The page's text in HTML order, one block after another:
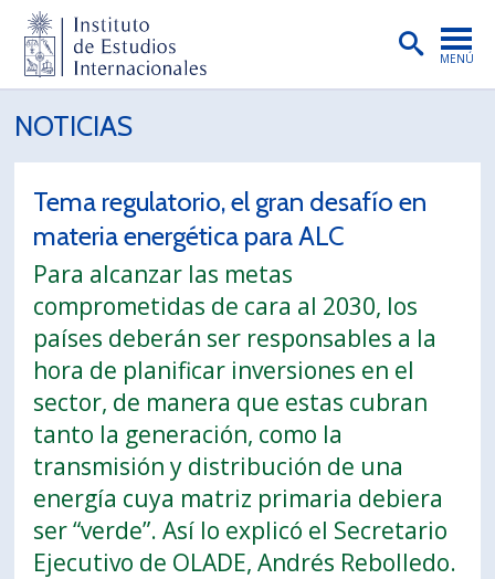
MENÚ
INSTITUTO
PREGRADO
POSTGRADO
INVESTIGACIÓN
EXTENSIÓN
PUBLICACIONES
BIBLIOTECA
ENGLISH
PORTUGUÊS
Postulantes Académicos
NOTICIAS
Tema regulatorio, el gran desafío en
materia energética para ALC
Para alcanzar las metas
comprometidas de cara al 2030, los
países deberán ser responsables a la
hora de planificar inversiones en el
sector, de manera que estas cubran
tanto la generación, como la
transmisión y distribución de una
energía cuya matriz primaria debiera
ser “verde”. Así lo explicó el Secretario
Ejecutivo de OLADE, Andrés Rebolledo.